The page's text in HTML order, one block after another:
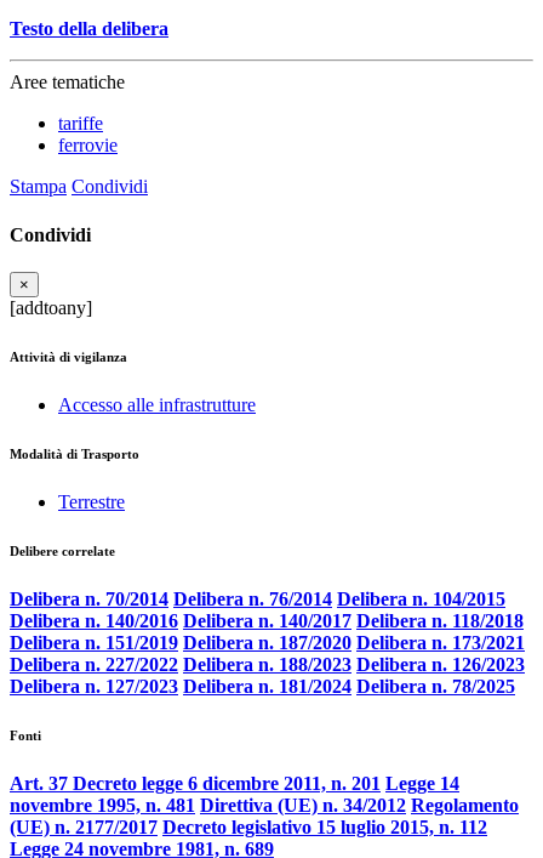
Testo della delibera
Aree tematiche
tariffe
ferrovie
Stampa Condividi
Condividi
×
[addtoany]
Attività di vigilanza
Accesso alle infrastrutture
Modalità di Trasporto
Terrestre
Delibere correlate
Delibera n. 70/2014 Delibera n. 76/2014 Delibera n. 104/2015
Delibera n. 140/2016 Delibera n. 140/2017 Delibera n. 118/2018
Delibera n. 151/2019 Delibera n. 187/2020 Delibera n. 173/2021
Delibera n. 227/2022 Delibera n. 188/2023 Delibera n. 126/2023
Delibera n. 127/2023 Delibera n. 181/2024 Delibera n. 78/2025
Fonti
Art. 37 Decreto legge 6 dicembre 2011, n. 201 Legge 14
novembre 1995, n. 481 Direttiva (UE) n. 34/2012 Regolamento
(UE) n. 2177/2017 Decreto legislativo 15 luglio 2015, n. 112
Legge 24 novembre 1981, n. 689